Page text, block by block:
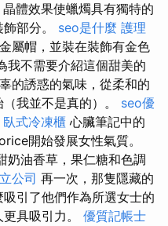
晶體效果使蠟燭具有獨特的
部分。 seo是什麼 護理
屬帽，並裝在裝飾有金色
我不需要介紹這個甜美的
的誘惑的氣味，從柔和的
我並不是真的）。 seo優
臥式冷凍櫃 心臟筆記中的
開始發展女性氣質。
奶油香草，果仁糖和色調
公司 再一次，那隻隱藏的
引了他們作為所選女士的
具吸引力。 優質記帳士